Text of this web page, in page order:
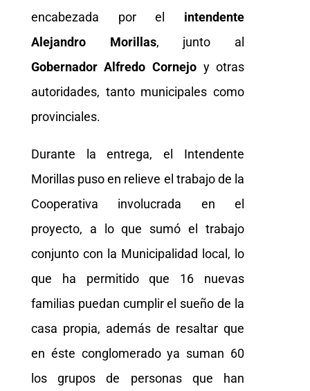
encabezada por el
intendente
Alejandro Morillas, junto al
Gobernador Alfredo Cornejo y otras
autoridades, tanto municipales como
provinciales.
Durante la entrega, el Intendente
Morillas puso en relieve el trabajo de la
Cooperativa involucrada en el
proyecto, a lo que sumó el trabajo
conjunto con la Municipalidad local, lo
que ha permitido que 16 nuevas
familias puedan cumplir el sueño de la
casa propia, además de resaltar que
en éste conglomerado ya suman 60
los grupos de personas que han